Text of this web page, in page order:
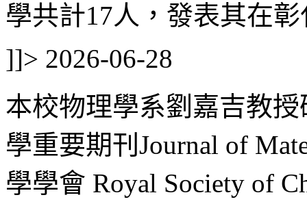
學共計17人，發表其在彰
]]> 2026-06-28
本校物理學系劉嘉吉教
學重要期刊Journal of
學學會 Royal Society of